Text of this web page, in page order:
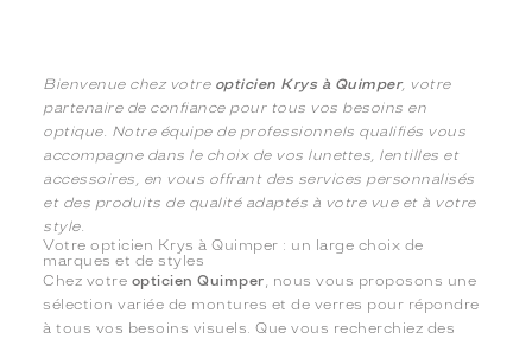
Bienvenue chez votre opticien Krys à Quimper, votre
partenaire de confiance pour tous vos besoins en
optique. Notre équipe de professionnels qualifiés vous
accompagne dans le choix de vos lunettes, lentilles et
accessoires, en vous offrant des services personnalisés
et des produits de qualité adaptés à votre vue et à votre
style.
Votre opticien Krys à Quimper : un large choix de
marques et de styles
Chez votre opticien Quimper, nous vous proposons une
sélection variée de montures et de verres pour répondre
à tous vos besoins visuels. Que vous recherchiez des